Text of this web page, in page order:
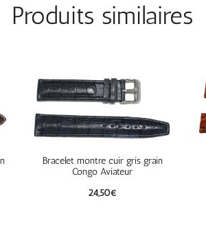
Produits similaires
Bracelet montre cuir gris grain
Congo Aviateur
24,50€